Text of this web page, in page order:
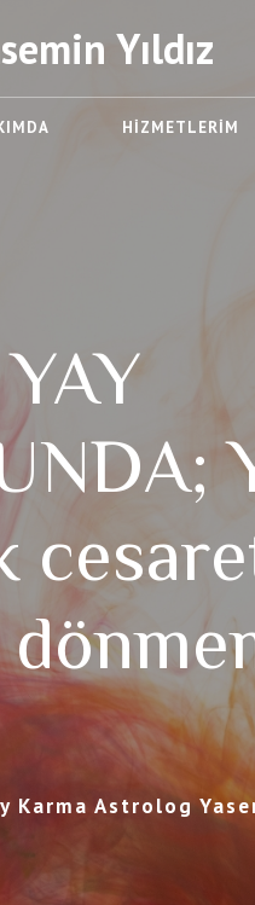
Yıldız
HIZMETLERIM
Karma Astrolog